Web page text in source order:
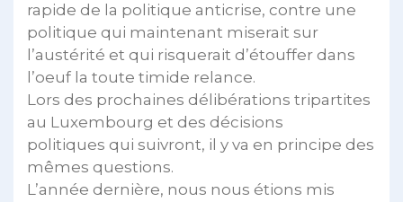
rapide de la politique anticrise, contre une
politique qui maintenant miserait sur
l’austérité et qui risquerait d’étouffer dans
l’oeuf la toute timide relance.
Lors des prochaines délibérations tripartites
au Luxembourg et des décisions
politiques qui suivront, il y va en principe des
mêmes questions.
L’année dernière, nous nous étions mis